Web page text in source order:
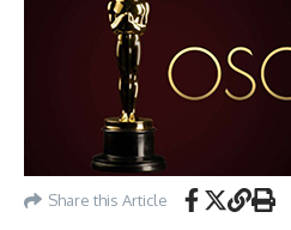
Share this Article